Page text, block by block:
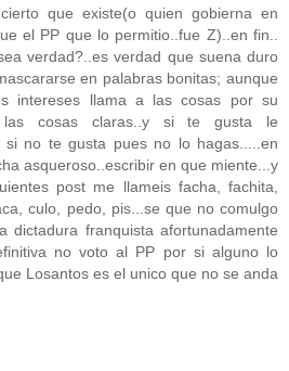
que existe(o quien gobierna en
el PP que lo permitio..fue Z)..en fin..
verdad?..es verdad que suena duro
en palabras bonitas; aunque
intereses llama a las cosas por su
cosas claras..y si te gusta le
si no te gusta pues no lo hagas.....en
asqueroso..escribir en que miente...y
post me llameis facha, fachita,
culo, pedo, pis...se que no comulgo
dictadura franquista afortunadamente
no voto al PP por si alguno lo
Losantos es el unico que no se anda